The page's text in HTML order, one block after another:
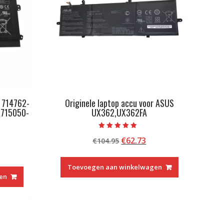
Originele laptop accu voor ASUS
UX362,UX362FA
5.00
van 5
€104.95 Oorspronkelijke
was:
€104.95.
€62.73
€62.73.
Toevoegen aan winkelwagen